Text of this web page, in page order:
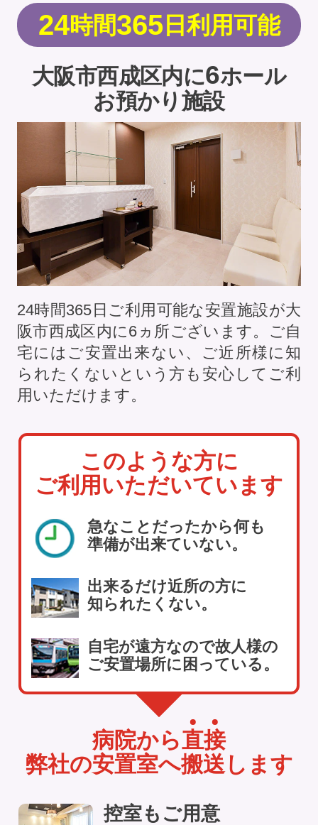
24時間365 日利用可能
大阪市西成区内に6ホール
お預かり施設
24時間365日ご利用可能な安置施設が大
阪市西成区内に6 ヵ所ございます。ご自
宅にはご安置出来ない、ご近所様に知
られたくないという方も安心してご利
用いただけます。
このような方に
ご利用いただいています
急なことだったから何も
準備が出来ていない。
出来るだけ近所の方に
知られたくない。
自宅が遠方なので故人様の
ご安置場所に困っている。
病院から直接
弊社の安置室へ搬送します
控室もご用意